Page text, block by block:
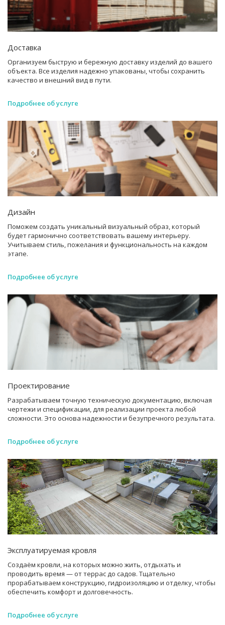
Доставка
Организуем быструю и бережную доставку изделий до вашего
объекта. Все изделия надежно упакованы, чтобы сохранить
качество и внешний вид в пути.
Подробнее об услуге
Дизайн
Поможем создать уникальный визуальный образ, который
будет гармонично соответствовать вашему интерьеру.
Учитываем стиль, пожелания и функциональность на каждом
этапе.
Подробнее об услуге
Проектирование
Разрабатываем точную техническую документацию, включая
чертежи и спецификации, для реализации проекта любой
сложности. Это основа надежности и безупречного результата.
Подробнее об услуге
Эксплуатируемая кровля
Создаём кровли, на которых можно жить, отдыхать и
проводить время — от террас до садов. Тщательно
прорабатываем конструкцию, гидроизоляцию и отделку, чтобы
обеспечить комфорт и долговечность.
Подробнее об услуге